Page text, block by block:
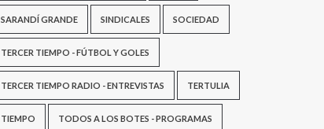
SARANDÍ GRANDE SINDICALES SOCIEDAD
TERCER TIEMPO - FÚTBOL Y GOLES
TERCER TIEMPO RADIO - ENTREVISTAS TERTULIA
TIEMPO TODOS A LOS BOTES - PROGRAMAS